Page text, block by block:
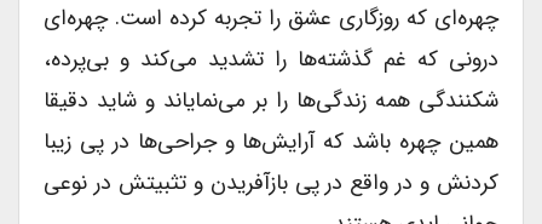
چهره‌ای که روزگاری عشق را تجربه کرده است. چهره‌ای
درونی که غم گذشته‌ها را تشدید می‌کند و بی‌پرده،
شکنندگی همه زندگی‌ها را بر می‌نمایاند و شاید دقیقا
همین چهره باشد که آرایش‌ها و جراحی‌ها در پی زیبا
کردنش و در واقع در پی بازآفریدن و تثبیتش در نوعی